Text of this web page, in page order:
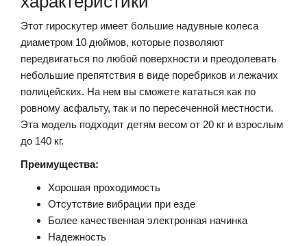
Этот гироскутер имеет большие надувные колеса
диаметром 10 дюймов, которые позволяют
передвигаться по любой поверхности и преодолевать
небольшие препятствия в виде поребриков и лежачих
полицейских. На нем вы сможете кататься как по
ровному асфальту, так и по пересеченной местности.
Эта модель подходит детям весом от 20 кг и взрослым
до 140 кг.
Преимущества:
Хорошая проходимость
Отсутствие вибрации при езде
Более качественная электронная начинка
Надежность